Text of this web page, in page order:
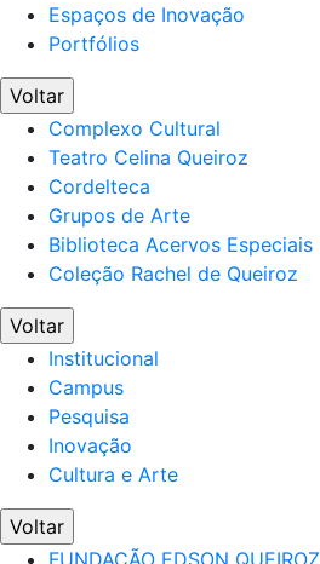
Espaços de Inovação
Portfólios
Voltar
Complexo Cultural
Teatro Celina Queiroz
Cordelteca
Grupos de Arte
Biblioteca Acervos Especiais
Coleção Rachel de Queiroz
Voltar
Institucional
Campus
Pesquisa
Inovação
Cultura e Arte
Voltar